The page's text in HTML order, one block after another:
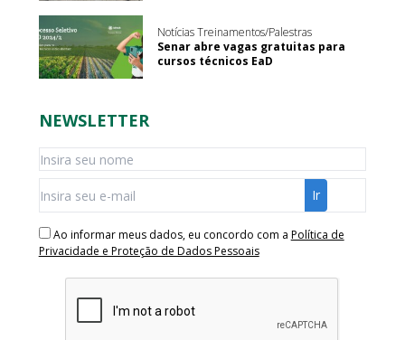
Notícias Treinamentos/Palestras
Senar abre vagas gratuitas para
cursos técnicos EaD
NEWSLETTER
Ao informar meus dados, eu concordo com a Política de
Privacidade e Proteção de Dados Pessoais